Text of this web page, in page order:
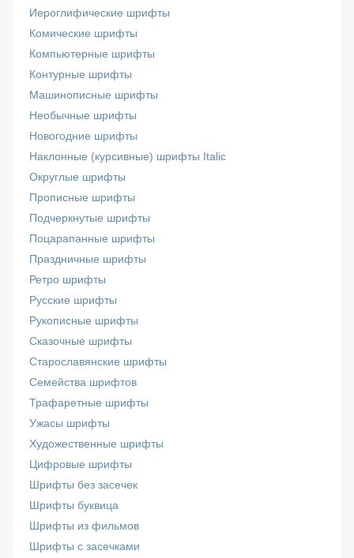
Иероглифические шрифты
Комические шрифты
Компьютерные шрифты
Контурные шрифты
Машинописные шрифты
Необычные шрифты
Новогодние шрифты
Наклонные (курсивные) шрифты Italic
Округлые шрифты
Прописные шрифты
Подчеркнутые шрифты
Поцарапанные шрифты
Праздничные шрифты
Ретро шрифты
Русские шрифты
Рукописные шрифты
Сказочные шрифты
Старославянские шрифты
Семейства шрифтов
Трафаретные шрифты
Ужасы шрифты
Художественные шрифты
Цифровые шрифты
Шрифты без засечек
Шрифты буквица
Шрифты из фильмов
Шрифты с засечками